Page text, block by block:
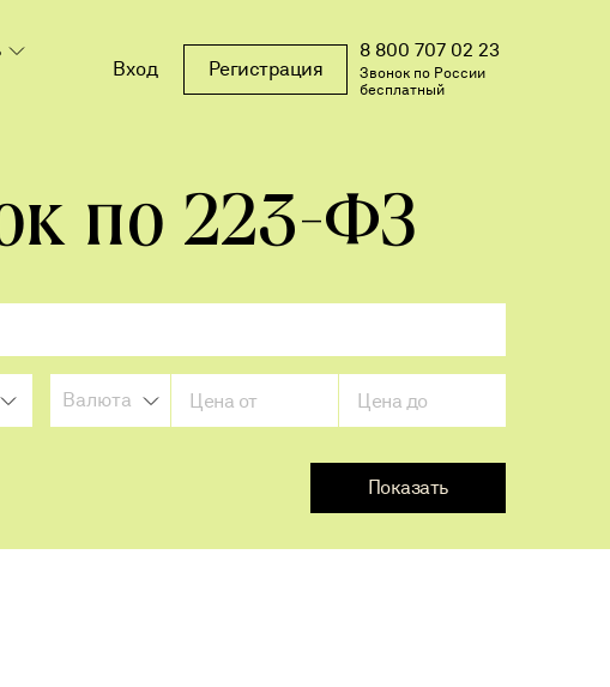
Вход Регистрация
8 800 707 02 23
Звонок по России
бесплатный
по 223-ФЗ
Валюта
Показать